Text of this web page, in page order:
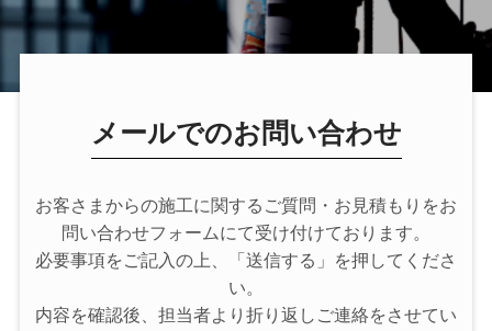
メールでのお問い合わせ
お客さまからの施工に関するご質問・お見積もりをお
問い合わせフォームにて受け付けております。
必要事項をご記入の上、「送信する」を押してくださ
い。
内容を確認後、担当者より折り返しご連絡をさせてい